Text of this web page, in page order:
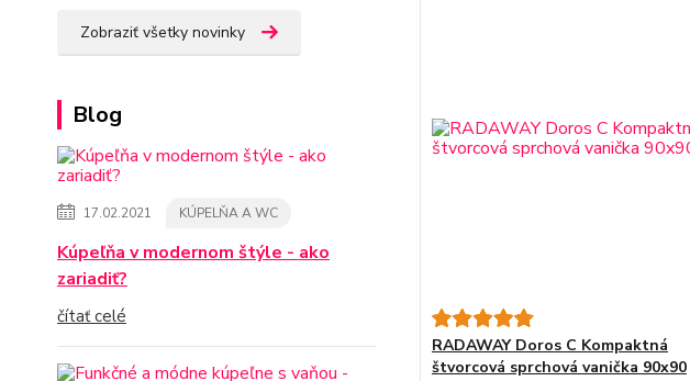
Zobraziť všetky novinky
Blog
17.02.2021 KÚPELŇA A WC
Kúpeľňa v modernom štýle - ako
zariadiť?
čítať celé
RADAWAY Doros C Kompaktná
štvorcová sprchová vanička 90x90